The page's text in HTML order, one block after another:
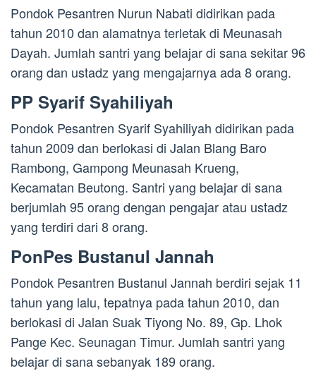
Pondok Pesantren Nurun Nabati didirikan pada
tahun 2010 dan alamatnya terletak di Meunasah
Dayah. Jumlah santri yang belajar di sana sekitar 96
orang dan ustadz yang mengajarnya ada 8 orang.
PP Syarif Syahiliyah
Pondok Pesantren Syarif Syahiliyah didirikan pada
tahun 2009 dan berlokasi di Jalan Blang Baro
Rambong, Gampong Meunasah Krueng,
Kecamatan Beutong. Santri yang belajar di sana
berjumlah 95 orang dengan pengajar atau ustadz
yang terdiri dari 8 orang.
PonPes Bustanul Jannah
Pondok Pesantren Bustanul Jannah berdiri sejak 11
tahun yang lalu, tepatnya pada tahun 2010, dan
berlokasi di Jalan Suak Tiyong No. 89, Gp. Lhok
Pange Kec. Seunagan Timur. Jumlah santri yang
belajar di sana sebanyak 189 orang.